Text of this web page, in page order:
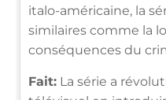
italo-américaine, la
similaires comme la
conséquences du
Fait: La série a